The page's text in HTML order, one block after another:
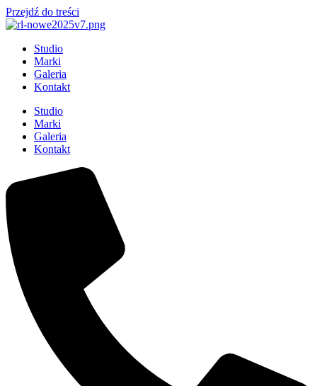
Przejdź do treści
Studio
Marki
Galeria
Kontakt
Studio
Marki
Galeria
Kontakt